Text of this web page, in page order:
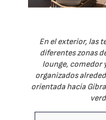
En el exterior, las
diferentes zonas
lounge, comedor
organizados
orientada hacia